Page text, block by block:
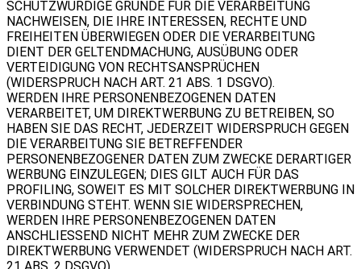
SCHUTZWÜRDIGE GRÜNDE FÜR DIE VERARBEITUNG
NACHWEISEN, DIE IHRE INTERESSEN, RECHTE UND
FREIHEITEN ÜBERWIEGEN ODER DIE VERARBEITUNG
DIENT DER GELTENDMACHUNG, AUSÜBUNG ODER
VERTEIDIGUNG VON RECHTSANSPRÜCHEN
(WIDERSPRUCH NACH ART. 21 ABS. 1 DSGVO).
WERDEN IHRE PERSONENBEZOGENEN DATEN
VERARBEITET, UM DIREKTWERBUNG ZU BETREIBEN, SO
HABEN SIE DAS RECHT, JEDERZEIT WIDERSPRUCH GEGEN
DIE VERARBEITUNG SIE BETREFFENDER
PERSONENBEZOGENER DATEN ZUM ZWECKE DERARTIGER
WERBUNG EINZULEGEN; DIES GILT AUCH FÜR DAS
PROFILING, SOWEIT ES MIT SOLCHER DIREKTWERBUNG IN
VERBINDUNG STEHT. WENN SIE WIDERSPRECHEN,
WERDEN IHRE PERSONENBEZOGENEN DATEN
ANSCHLIESSEND NICHT MEHR ZUM ZWECKE DER
DIREKTWERBUNG VERWENDET (WIDERSPRUCH NACH ART.